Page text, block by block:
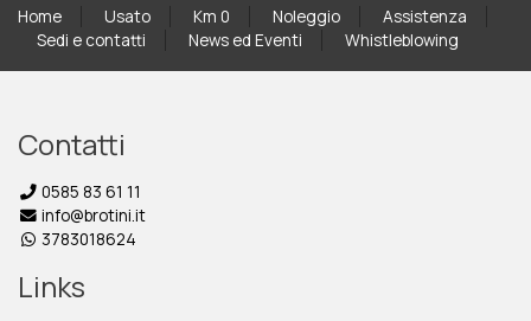
Home Usato Km 0 Noleggio
Assistenza
Sedi e contatti
News ed Eventi Whistleblowing
Contatti
0585 83 61 11
info@brotini.it
3783018624
Links